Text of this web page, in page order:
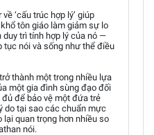
‘cấu trúc hợp lý’ giúp
tôn giáo làm giảm sự lo
duy trì tính hợp lý của nó —
tục nói và sống như thể điều
thành một trong nhiều lựa
một gia đình sùng đạo đối
để bảo vệ một đứa trẻ
do tại sao các chuẩn mực
lại quan trọng hơn nhiều so
nói.